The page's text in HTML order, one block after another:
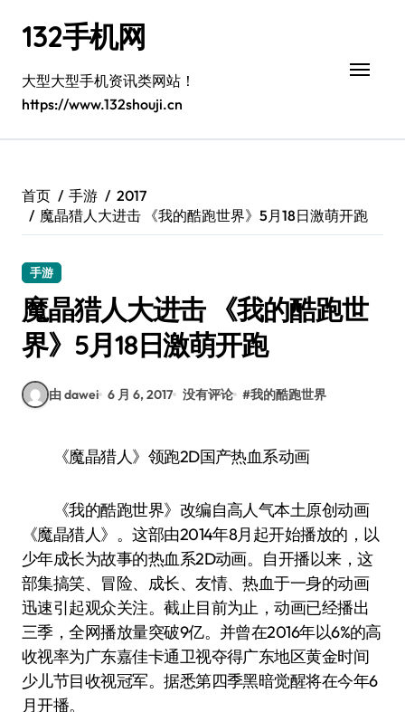
132手机网
大型大型手机资讯类网站！
https://www.132shouji.cn
首页 手游
2017
魔晶猎人大进击 《我的酷跑世界》5月18日激萌开跑
手游
魔晶猎人大进击 《我的酷跑世
界》5月18日激萌开跑
由 dawei 6 月 6, 2017 没有评论 #我的酷跑世界
《魔晶猎人》领跑2D国产热血系动画
《我的酷跑世界》改编自高人气本土原创动画
《魔晶猎人》。这部由2014年8月起开始播放的，以
少年成长为故事的热血系2D动画。自开播以来，这
部集搞笑、冒险、成长、友情、热血于一身的动画
迅速引起观众关注。截止目前为止，动画已经播出
三季，全网播放量突破9亿。并曾在2016年以6%的高
收视率为广东嘉佳卡通卫视夺得广东地区黄金时间
少儿节目收视冠军。据悉第四季黑暗觉醒将在今年6
月开播。